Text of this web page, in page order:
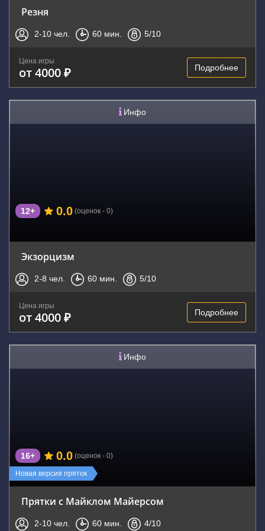
Резня
2-10 чел. 60 мин. 5/10
Цена игры
от 4000 ₽ Подробнее
Инфо
12+ 0.0 (оценок - 0)
Экзорцизм
2-8 чел. 60 мин. 5/10
Цена игры
от 4000 ₽ Подробнее
Инфо
Новая версия пряток
16+ 0.0 (оценок - 0)
Прятки с Майклом Майерсом
2-10 чел. 60 мин. 4/10